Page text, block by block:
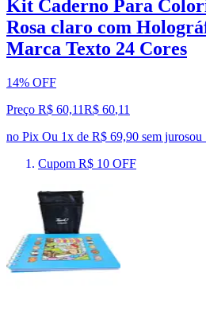
Kit Caderno Para
Rosa claro com
Marca Texto 24 Cores
14% OFF
Preço R$ 60,11R$ 60,11
no Pix Ou 1x de R$ 69,90 sem jurosou
Cupom R$ 10 OFF